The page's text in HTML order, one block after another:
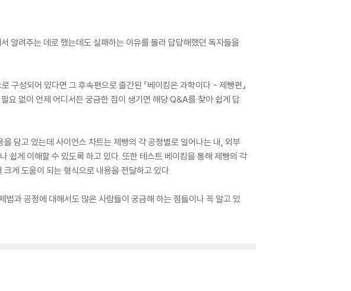
알려주는 데로 했는데도 실패하는 이유를 몰라 답답해했던 독자들을
구성되어 있다면 그 후속편으로 출간된 『베이킹은 과학이다 - 제빵편』
요 없이 언제 어디서든 궁금한 점이 생기면 해당 Q&A를 찾아 쉽게 답
담고 있는데 사이언스 차트는 제빵의 각 공정별로 일어나는 내, 외부
쉽게 이해할 수 있도록 하고 있다. 또한 테스트 베이킹을 통해 제빵의 각
게 도움이 되는 형식으로 내용을 전달하고 있다.
과 공정에 대해서도 많은 사람들이 궁금해 하는 점들이나 꼭 알고 있